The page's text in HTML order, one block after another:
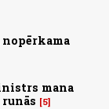
mana
5